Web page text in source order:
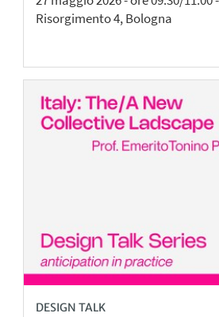
Risorgimento 4, Bologna
DESIGN TALK